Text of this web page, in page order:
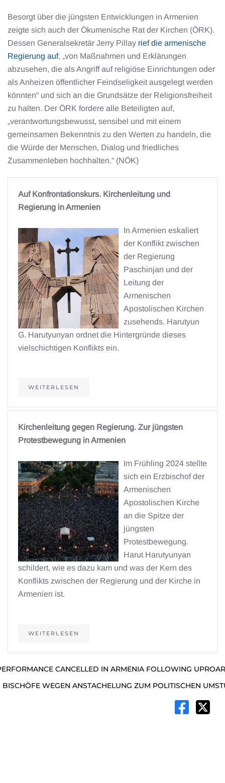
Besorgt über die jüngsten Entwicklungen in Armenien
zeigte sich auch der Ökumenische Rat der Kirchen (ÖRK).
Dessen Generalsekretär Jerry Pillay rief die armenische
Regierung auf, „von Maßnahmen und Erklärungen
abzusehen, die als Angriff auf religiöse Einrichtungen oder
als Anheizen öffentlicher Feindseligkeit ausgelegt werden
könnten“ und sich an die Grundsätze der Religionsfreiheit
zu halten. Der ÖRK fordere alle Beteiligten auf,
„verantwortungsbewusst, sensibel und mit einem
gemeinsamen Bekenntnis zu den Werten zu handeln, die
die Würde der Menschen, Dialog und friedliches
Zusammenleben hochhalten.“ (NÖK)
Auf Konfrontationskurs. Kirchenleitung und
Regierung in Armenien
In Armenien eskaliert
der Konflikt zwischen
der Regierung
Paschinjan und der
Leitung der
Armenischen
Apostolischen Kirchen
zusehends. Harutyun
G. Harutyunyan ordnet die Hintergründe dieses
vielschichtigen Konflikts ein.
WEITERLESEN
Kirchenleitung gegen Regierung. Zur jüngsten
Protestbewegung in Armenien
Im Frühling 2024 stellte
sich ein Erzbischof der
Armenischen
Apostolischen Kirche
an die Spitze der
jüngsten
Protestbewegung.
Harut Harutyunyan
schildert, wie es dazu kam und was der Kern des
Konflikts zwischen der Regierung und der Kirche in
Armenien ist.
WEITERLESEN
CANCELLED IN ARMENIA FOLLOWING
WEGEN ANSTACHELUNG ZUM POLITISCHEN